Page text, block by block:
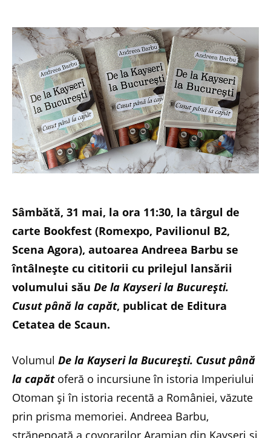
Sâmbătă, 31 mai, la ora 11:30, la târgul de
carte Bookfest (Romexpo, Pavilionul B2,
Scena Agora), autoarea Andreea Barbu se
întâlnește cu cititorii cu prilejul lansării
volumului său De la Kayseri la București.
Cusut până la capăt, publicat de Editura
Cetatea de Scaun.
Volumul De la Kayseri la București. Cusut până
la capătoferă o incursiune în istoria Imperiului
Otoman și în istoria recentă a României, văzute
prin prisma memoriei. Andreea Barbu,
strănepoată a covorarilor Aramian din Kayseri și